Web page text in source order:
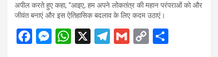
अपील करते हुए कहा, “आइए, हम अपने लोकतंत्र की महान परंपराओं को और
जीवंत बनाएं और इस ऐतिहासिक बदलाव के लिए कदम उठाएं।
F
M W X
T
G
C